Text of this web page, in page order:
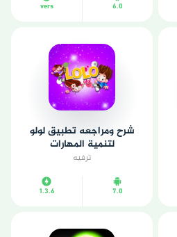
6.0
vers
شرح ومراجعه تطبيق لولو
لتنمية المهارات
ترفيه
7.0
1.3.6